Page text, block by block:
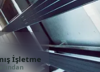
İşletme